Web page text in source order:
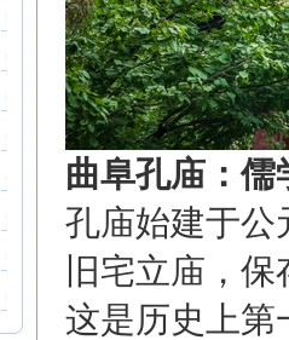
曲阜孔庙：儒
孔庙始建于公
旧宅立庙，
这是历史上第